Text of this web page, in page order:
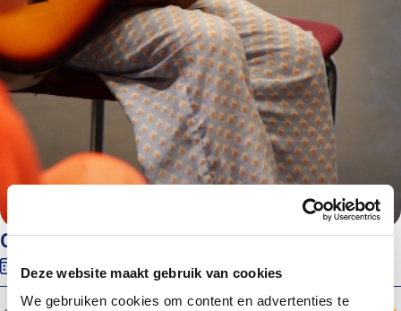
Deze website maakt gebruik van cookies
We gebruiken cookies om content en advertenties te
Open Dag Ridderkerk
5 september 2026 10:00 COM-Gebouw Ridderkerk